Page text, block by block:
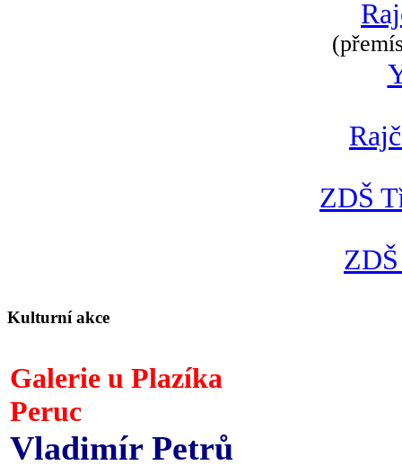
ZDŠ
Kulturní akce
Galerie u Plazíka
Peruc
Vladimír Petrů